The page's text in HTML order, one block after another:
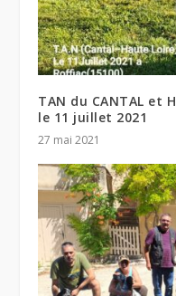
TAN du CANTAL et
le 11 juillet 2021
27 mai 2021